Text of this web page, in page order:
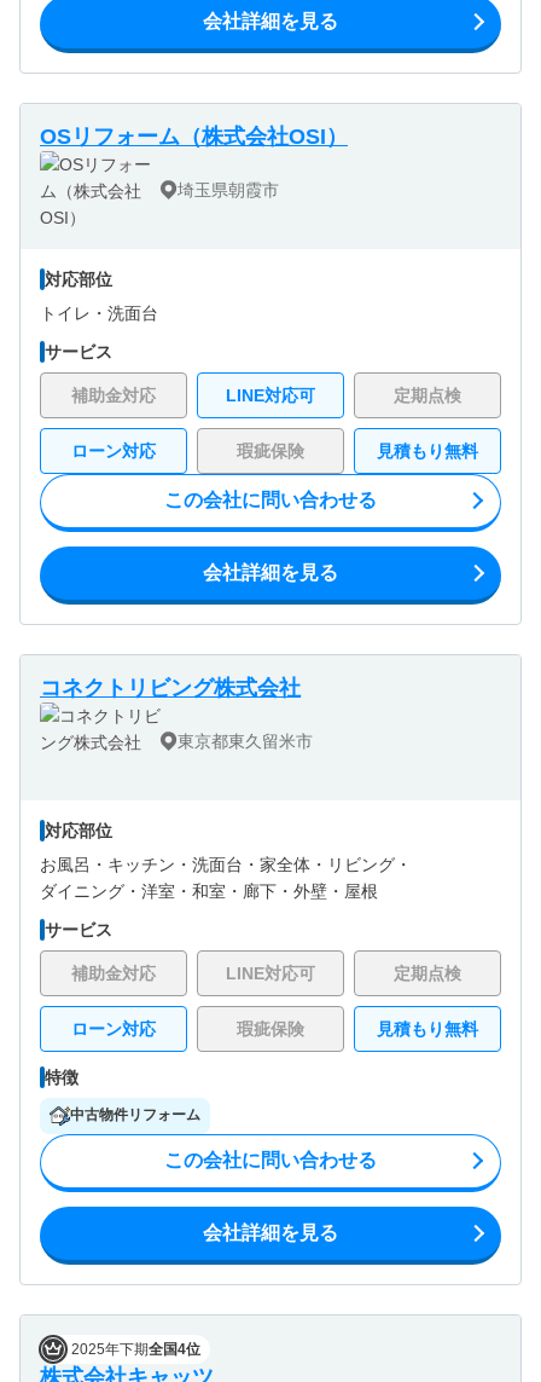
会社詳細を見る
OSリフォーム（株式会社OSI）
埼玉県朝霞市
対応部位
トイレ・ 洗面台
サービス
補助金対応 LINE対応可 定期点検
ローン対応 瑕疵保険 見積もり無料
この会社に問い合わせる
会社詳細を見る
コネクトリビング株式会社
東京都東久留米市
対応部位
お風呂・ キッチン・ 洗面台・ 家全体・ リビング・
ダイニング・ 洋室・ 和室・ 廊下・ 外壁・ 屋根
サービス
補助金対応 LINE対応可 定期点検
ローン対応 瑕疵保険 見積もり無料
特徴
中古物件リフォーム
この会社に問い合わせる
会社詳細を見る
2025年下期全国4位
株式会社キャッツ